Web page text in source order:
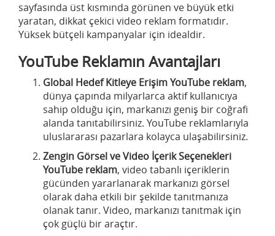
sayfasında üst kısmında görünen ve büyük etki
yaratan, dikkat çekici video reklam formatıdır.
Yüksek bütçeli kampanyalar için idealdir.
YouTube Reklamın Avantajları
Global Hedef Kitleye ErişimYouTube reklam,
dünya çapında milyarlarca aktif kullanıcıya
sahip olduğu için, markanızı geniş bir coğrafi
alanda tanıtabilirsiniz. YouTube reklamlarıyla
uluslararası pazarlara kolayca ulaşabilirsiniz.
Zengin Görsel ve Video İçerik Seçenekleri
YouTube reklam, video tabanlı içeriklerin
gücünden yararlanarak markanızı görsel
olarak daha etkili bir şekilde tanıtmanıza
olanak tanır. Video, markanızı tanıtmak için
çok güçlü bir araçtır.